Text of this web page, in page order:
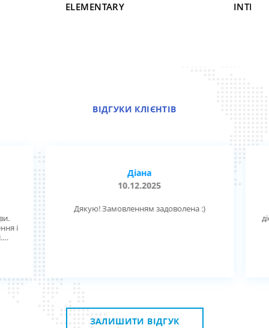
ELEMENTARY
ВІДГУКИ КЛІЄНТІВ
і
Діана
10.12.2025
Дякую! Замовленням задоволена :)
ЗАЛИШИТИ ВІДГУК